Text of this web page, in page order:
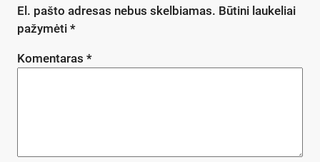
El. pašto adresas nebus skelbiamas. Būtini laukeliai
pažymėti *
Komentaras *